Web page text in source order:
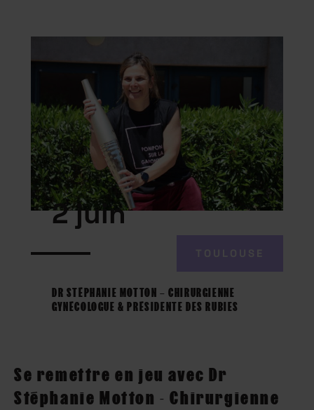
2 juin
DR STÉPHANIE MOTTON – CHIRURGIENNE
GYNÉCOLOGUE & PRÉSIDENTE DES RUBIES
Se remettre en jeu avec Dr
Stéphanie Motton - Chirurgienne